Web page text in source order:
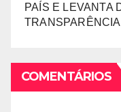
PAÍS E LEVANTA
COMENTÁRIOS